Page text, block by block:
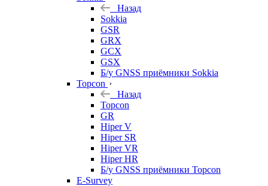
Назад
Sokkia
GSR
GRX
GCX
GSX
Б/у GNSS приёмники Sokkia
Topcon
Назад
Topcon
GR
Hiper V
Hiper SR
Hiper VR
Hiper HR
Б/у GNSS приёмники Topcon
E-Survey